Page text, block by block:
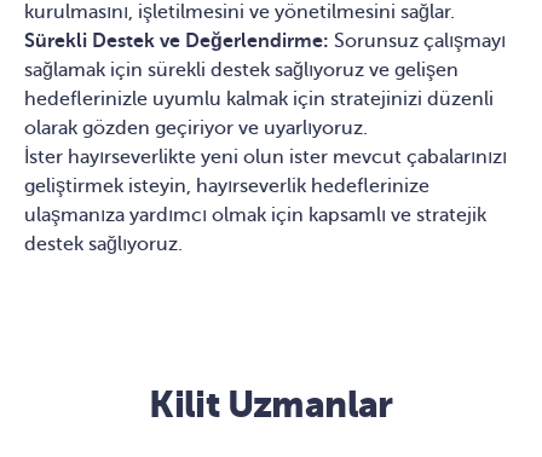
kurulmasını, işletilmesini ve yönetilmesini sağlar.
Sürekli Destek ve Değerlendirme: Sorunsuz çalışmayı
sağlamak için sürekli destek sağlıyoruz ve gelişen
hedeflerinizle uyumlu kalmak için stratejinizi düzenli
olarak gözden geçiriyor ve uyarlıyoruz.
İster hayırseverlikte yeni olun ister mevcut çabalarınızı
geliştirmek isteyin, hayırseverlik hedeflerinize
ulaşmanıza yardımcı olmak için kapsamlı ve stratejik
destek sağlıyoruz.
Kilit Uzmanlar